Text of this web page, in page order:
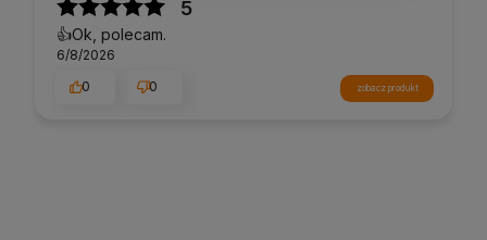
5
👍️Ok, polecam.
6/8/2026
0
0 zobacz produkt